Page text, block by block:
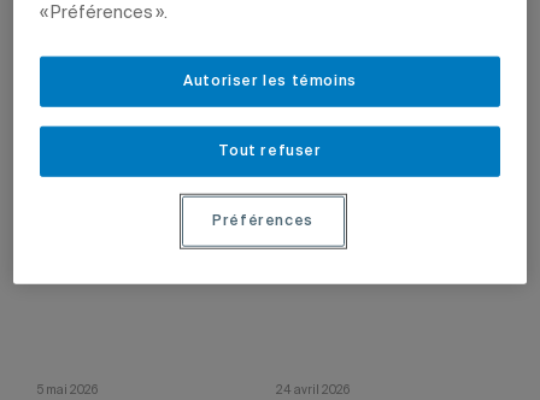
Récipiendaires de l’Ordre de
Louise Champoux-Paillé et Édouard
La cheville ouvrière de la Galerie de
l’UQAM
«Pour moi, œuvrer en art contemporain
Philippon
5 mai 2026 24 avril 2026
« Préférences ».
Tout refuser
Autoriser les témoins
Préférences